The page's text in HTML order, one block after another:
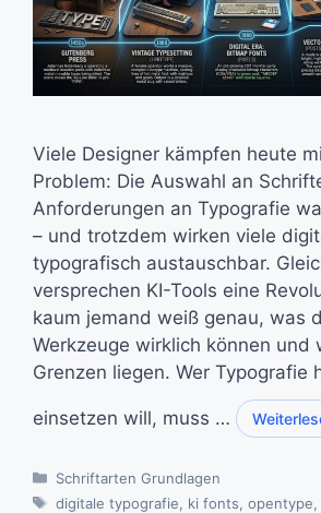
Viele Designer kämpfen heute
Problem: Die Auswahl an
Anforderungen an Typografie
– und trotzdem wirken viele
typografisch austauschbar.
versprechen KI-Tools eine
kaum jemand weiß genau, was
Werkzeuge wirklich können und
Grenzen liegen. Wer Typografie
einsetzen will, muss …
Kategorien
Schriftarten Grundlagen
Schlagwörter
digitale typografie, ki fonts, opentype,